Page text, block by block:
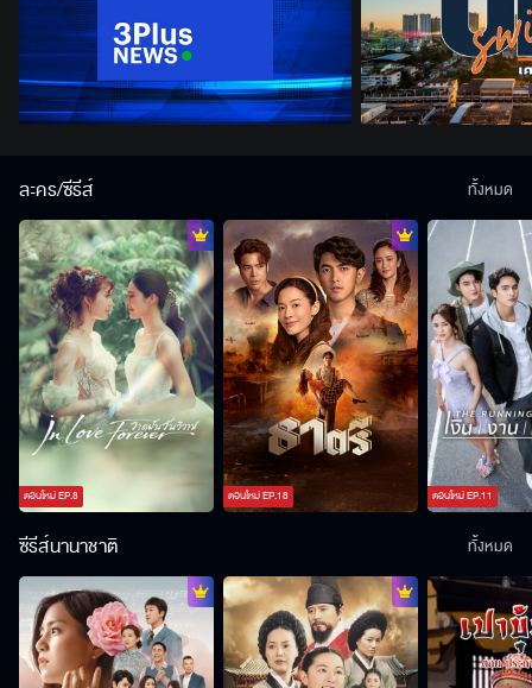
ละคร/ซีรีส์
ตอนใหม่EP.8 ตอนใหม่EP.18 ตอนใหม่EP.11
ทั้งหมด
ซีรีส์นานาชาติ ทั้งหมด